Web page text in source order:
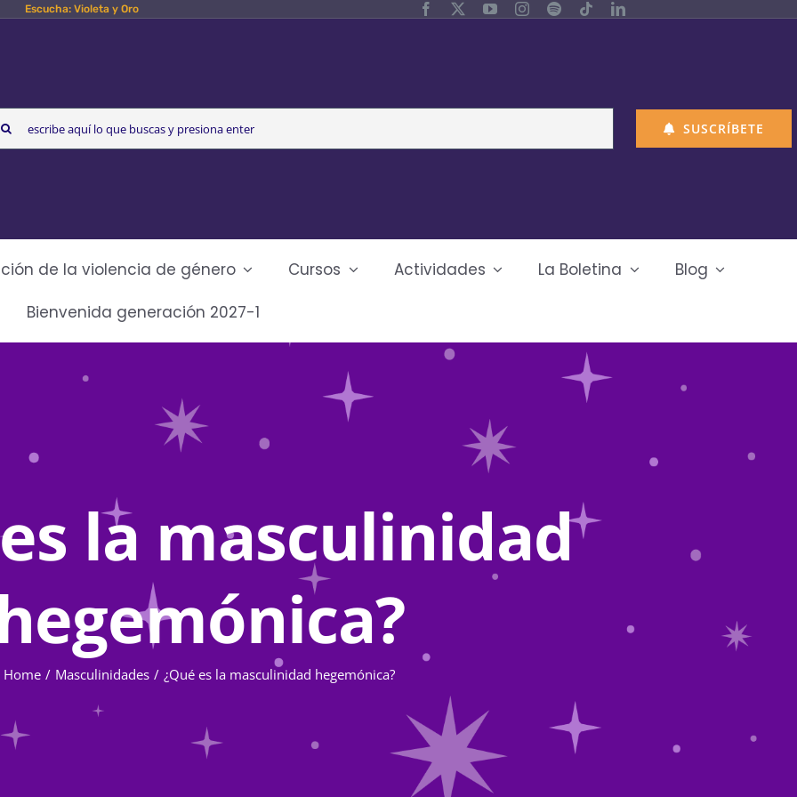
Escucha: Violeta y Oro
SUSCRÍBETE
de la violencia de género Cursos Actividades La Boletina
Blog
Bienvenida generación 2027-1
la masculinidad
Home Masculinidades ¿Qué es la masculinidad hegemónica?